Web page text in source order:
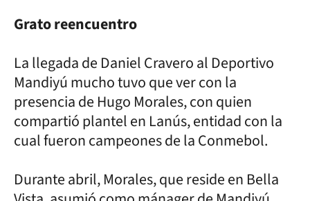
Grato reencuentro
La llegada de Daniel Cravero al Deportivo
Mandiyú mucho tuvo que ver con la
presencia de Hugo Morales, con quien
compartió plantel en Lanús, entidad con la
cual fueron campeones de la Conmebol.
Durante abril, Morales, que reside en Bella